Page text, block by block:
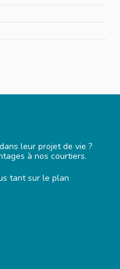
leur projet de vie ?
à nos courtiers.
tant sur le plan